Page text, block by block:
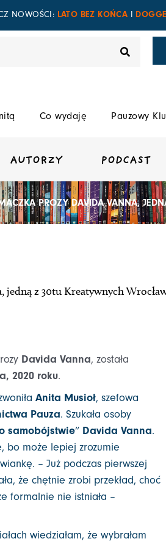
NOWOŚCI: LATO BEZ KOŃCA
Co wydaję Pauzowy
AUTORZY PODCAST
PROZY DAVIDA VANNA,
jedną z 30tu Kreatywnych
Davida Vanna, została
2020 roku.
Anita Musioł, szefowa
Pauza. Szukała osoby
samobójstwie” Davida Vanna.
bo może lepiej zrozumie
– Już podczas pierwszej
że chętnie zrobi przekład, choć
formalnie nie istniała –
wiedziałam, że wybrałam